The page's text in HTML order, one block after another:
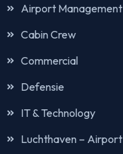
Airport Management
Cabin Crew
Commercial
Defensie
IT & Technology
Luchthaven – Airport